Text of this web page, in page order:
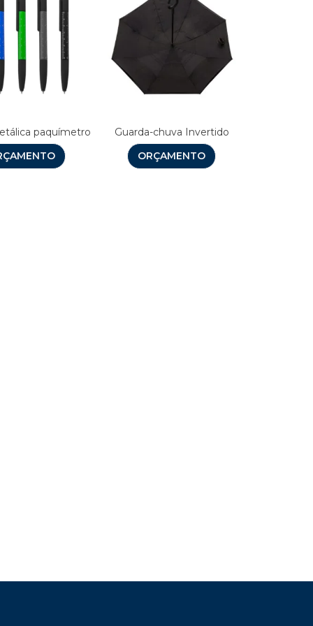
paquímetro
Guarda-chuva Invertido
ORÇAMENTO